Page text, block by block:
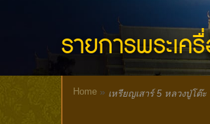
รายการพระเค
Home » เหรียญเสาร์ 5 หลวงปู่โต๊